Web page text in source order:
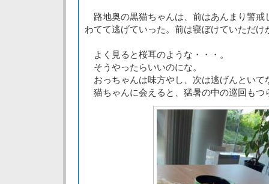
路地奥の黒猫ちゃんは、前はあんまり警戒
わてて逃げていった。前は寝ぼけていただけ
よく見ると桜耳のような・・・。
そうやったらいいのにな。
おっちゃんは味方やし、次は逃げんといて
猫ちゃんに会えると、猛暑の中の巡回もつ